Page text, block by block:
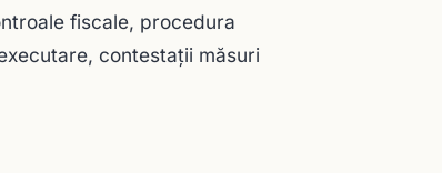
fiscale, procedura
contestaţii măsuri